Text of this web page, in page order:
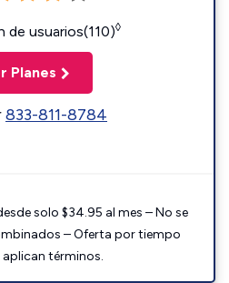
de usuarios(110)◊
Planes
833-811-8784
solo $34.95 al mes – No se
– Oferta por tiempo
términos.